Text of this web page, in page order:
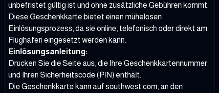
unbefristet gültig ist und ohne zusätzliche Gebühren kommt.
Diese Geschenkkarte bietet einen mühelosen
Einlösungsprozess, da sie online, telefonisch oder direkt am
Flughafen eingesetzt werden kann.
Einlösungsanleitung:
Drucken Sie die Seite aus, die Ihre Geschenkkartennummer
und Ihren Sicherheitscode (PIN) enthält.
Die Geschenkkarte kann auf southwest.com, an den